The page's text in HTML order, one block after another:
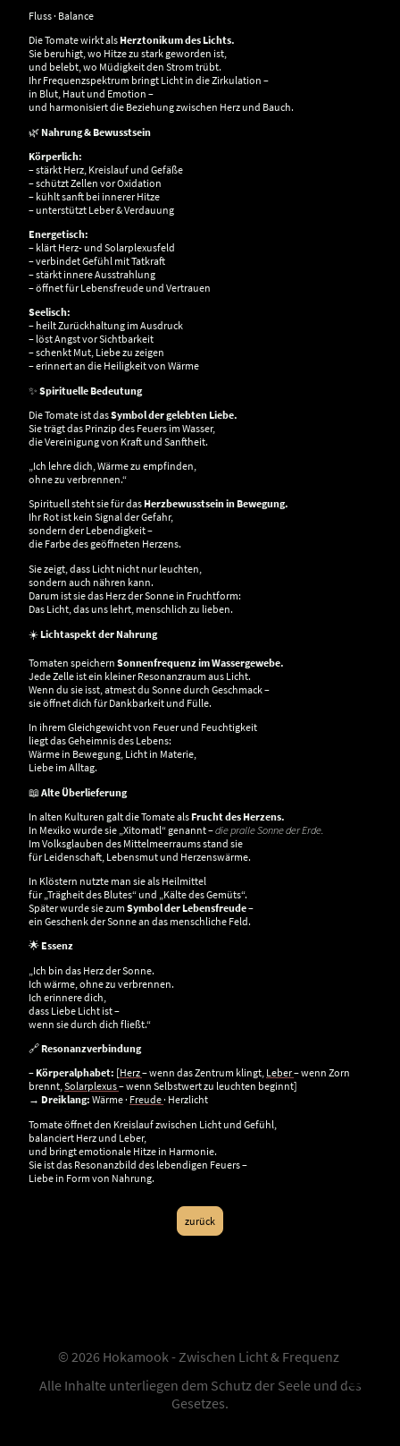
Fluss · Balance
Die Tomate wirkt als Herztonikum des Lichts.
Sie beruhigt, wo Hitze zu stark geworden ist,
und belebt, wo Müdigkeit den Strom trübt.
Ihr Frequenzspektrum bringt Licht in die Zirkulation –
in Blut, Haut und Emotion –
und harmonisiert die Beziehung zwischen Herz und Bauch.
🌿 Nahrung & Bewusstsein
Körperlich:
– stärkt Herz, Kreislauf und Gefäße
– schützt Zellen vor Oxidation
– kühlt sanft bei innerer Hitze
– unterstützt Leber & Verdauung
Energetisch:
– klärt Herz- und Solarplexusfeld
– verbindet Gefühl mit Tatkraft
– stärkt innere Ausstrahlung
– öffnet für Lebensfreude und Vertrauen
Seelisch:
– heilt Zurückhaltung im Ausdruck
– löst Angst vor Sichtbarkeit
– schenkt Mut, Liebe zu zeigen
– erinnert an die Heiligkeit von Wärme
✨ Spirituelle Bedeutung
Die Tomate ist dasSymbol der gelebten Liebe.
Sie trägt das Prinzip des Feuers im Wasser,
die Vereinigung von Kraft und Sanftheit.
„Ich lehre dich, Wärme zu empfinden,
ohne zu verbrennen.“
Spirituell steht sie für das Herzbewusstsein in Bewegung.
Ihr Rot ist kein Signal der Gefahr,
sondern der Lebendigkeit –
die Farbe des geöffneten Herzens.
Sie zeigt, dass Licht nicht nur leuchten,
sondern auch nähren kann.
Darum ist sie das Herz der Sonne in Fruchtform:
Das Licht, das uns lehrt, menschlich zu lieben.
☀️ Lichtaspekt der Nahrung
Tomaten speichern Sonnenfrequenz im Wassergewebe.
Jede Zelle ist ein kleiner Resonanzraum aus Licht.
Wenn du sie isst, atmest du Sonne durch Geschmack –
sie öffnet dich für Dankbarkeit und Fülle.
In ihrem Gleichgewicht von Feuer und Feuchtigkeit
liegt das Geheimnis des Lebens:
Wärme in Bewegung, Licht in Materie,
Liebe im Alltag.
📖 Alte Überlieferung
In alten Kulturen galt die Tomate als Frucht des Herzens.
In Mexiko wurde sie „Xitomatl“ genannt –die pralle Sonne der Erde.
Im Volksglauben des Mittelmeerraums stand sie
für Leidenschaft, Lebensmut und Herzenswärme.
In Klöstern nutzte man sie als Heilmittel
für „Trägheit des Blutes“ und „Kälte des Gemüts“.
Später wurde sie zum Symbol der Lebensfreude–
ein Geschenk der Sonne an das menschliche Feld.
🌟 Essenz
„Ich bin das Herz der Sonne.
Ich wärme, ohne zu verbrennen.
Ich erinnere dich,
dass Liebe Licht ist –
wenn sie durch dich fließt.“
🔗 Resonanzverbindung
– Körperalphabet: [Herz– wenn das Zentrum klingt, Leber– wenn Zorn
brennt,Solarplexus– wenn Selbstwert zu leuchten beginnt]
→ Dreiklang: Wärme · Freude · Herzlicht
Tomate öffnet den Kreislauf zwischen Licht und Gefühl,
balanciert Herz und Leber,
und bringt emotionale Hitze in Harmonie.
Sie ist das Resonanzbild des lebendigen Feuers –
Liebe in Form von Nahrung.
zurück
© 2026 Hokamook - Zwischen Licht & Frequenz
Alle Inhalte unterliegen dem Schutz der Seele und des
Gesetzes.